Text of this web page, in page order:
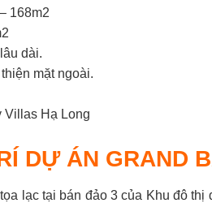
168m2
dài.
mặt ngoài.
Villas Hạ Long
DỰ ÁN GRAND
tọa lạc tại bán đảo 3 của Khu đô